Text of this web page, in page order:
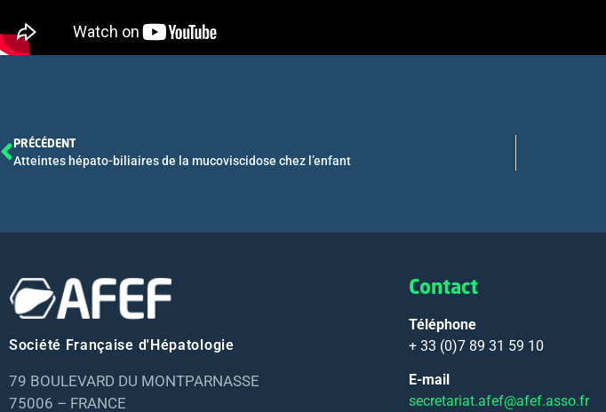
PRÉCÉDENT
Atteintes hépato-biliaires de la mucoviscidose chez l’enfant
Société Française d'Hépatologie
79 BOULEVARD DU MONTPARNASSE
75006 – FRANCE
Contact
Téléphone
+ 33 (0)7 89 31 59 10
E-mail
secretariat.afef@afef.asso.fr